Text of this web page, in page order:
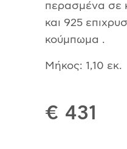
περασμένα σε
και 925
κούμπωμα .
Μήκος: 1,10 εκ.
€ 431